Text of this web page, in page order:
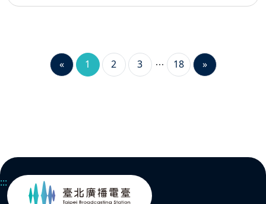
« 1 2 3 18 »
:::